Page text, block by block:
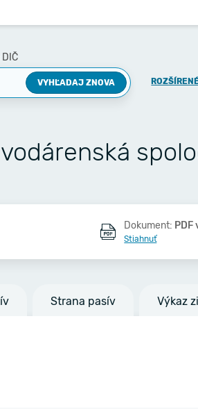
VYHĽADAJ ZNOVA
Dokument:
Stiahnuť
Strana pasív Výkaz